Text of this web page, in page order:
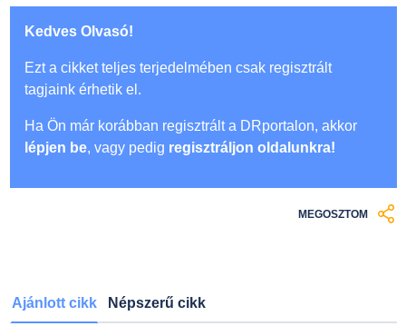
Kedves Olvasó!
Ezt a cikket teljes terjedelmében csak regisztrált
tagjaink érhetik el.
Ha Ön már korábban regisztrált a DRportalon, akkor
lépjen be, vagy pedig regisztráljon oldalunkra!
MEGOSZTOM
Ajánlott cikk Népszerű cikk